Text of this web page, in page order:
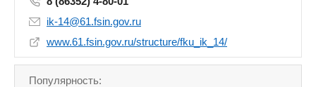
ik-14@61.fsin.gov.ru
www.61.fsin.gov.ru/structure/fku_ik_14/
Популярность: